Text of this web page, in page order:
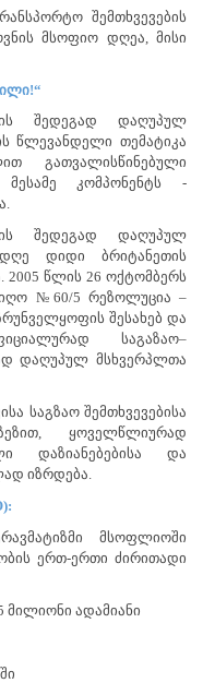
შემთხვევების
მსოფიო დღეა ,მისი
შედეგად დაღუპულ
წლევანდელი თემატიკა
გათვალისწინებული
კომპონენტს -
შედეგად დაღუპულ
დიდი ბრიტანეთის
2005 წლის 26 ოქტომბერს
№60/5 რეზოლუცია –
შესახებ და
საგაზაო–
დაღუპულ მსხვერპლთა
საგზაო შემთხვევებისა
ყოველწლიურად
დაზიანებებისა და
იზრდება.
:
მსოფლიოში
ერთ-ერთი ძირითადი
ადამიანი